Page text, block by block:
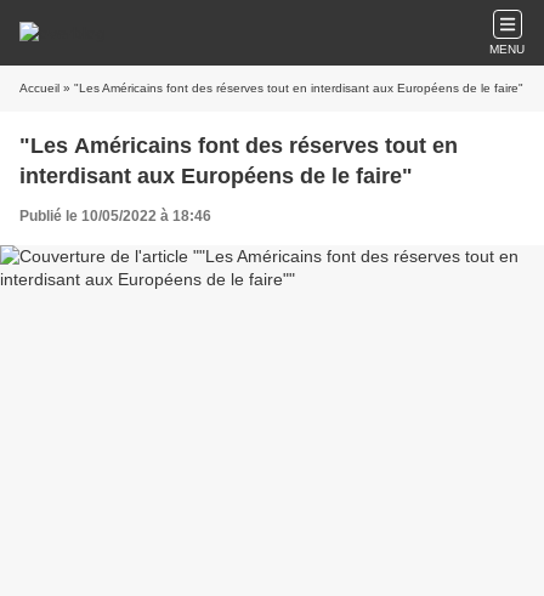
MENU
Accueil » "Les Américains font des réserves tout en interdisant aux Européens de le faire"
"Les Américains font des réserves tout en
interdisant aux Européens de le faire"
Publié le 10/05/2022 à 18:46